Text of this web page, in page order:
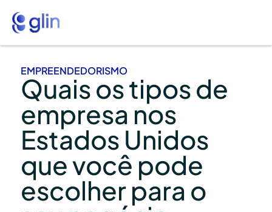
EMPREENDEDORISMO
Quais os tipos de
empresa nos
Estados Unidos
que você pode
escolher para o